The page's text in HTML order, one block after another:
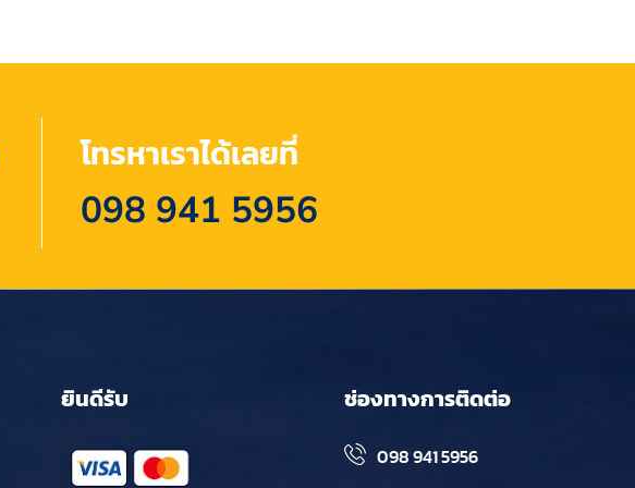
โทรหาเราได้เลยที่
098 941 5956
ยินดีรับ ช่องทางการติดต่อ
098 941 5956